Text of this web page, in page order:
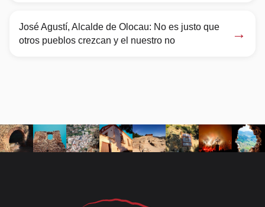
José Agustí, Alcalde de Olocau: No es justo que
otros pueblos crezcan y el nuestro no
→